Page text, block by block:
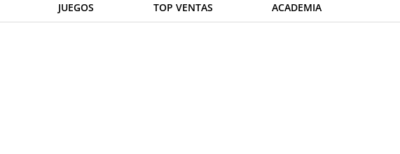
JUEGOS TOP VENTAS ACADEMIA